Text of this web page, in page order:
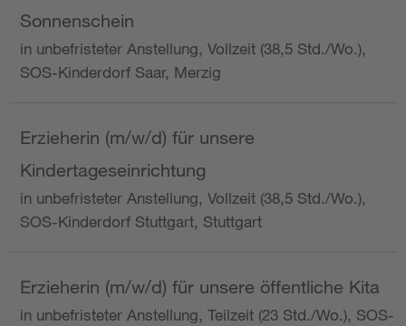
Sonnenschein
in unbefristeter Anstellung, Vollzeit (38,5 Std./Wo.),
SOS-Kinderdorf Saar, Merzig
Erzieherin (m/w/d) für unsere
Kindertageseinrichtung
in unbefristeter Anstellung, Vollzeit (38,5 Std./Wo.),
SOS-Kinderdorf Stuttgart, Stuttgart
Erzieherin (m/w/d) für unsere öffentliche Kita
in unbefristeter Anstellung, Teilzeit (23 Std./Wo.), SOS-